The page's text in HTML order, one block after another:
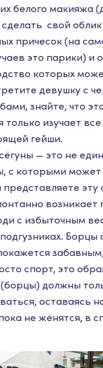
белого макияжа
свой
причесок (на
это парики) и
которых
девушку с
знайте, что
только изучает
гейши.
— это не
с которыми
эту
возникает
с избыточным
Борцы
спорт, это
должны
оставаясь
не женятся, в